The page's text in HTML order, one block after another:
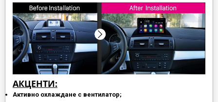
АКЦЕНТИ:
Активно охлаждане с вентилатор;